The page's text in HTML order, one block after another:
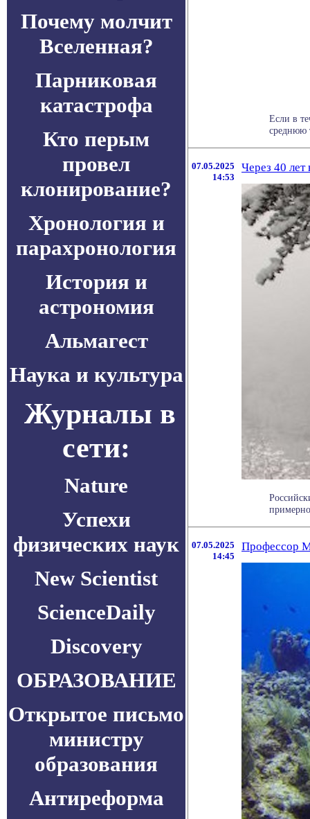
Почему молчит
Вселенная?
Парниковая
катастрофа
Кто перым
провел
клонирование?
Хронология и
парахронология
История и
астрономия
Альмагест
Наука и культура
Журналы в
сети:
Nature
Успехи
физических наук
New Scientist
ScienceDaily
Discovery
ОБРАЗОВАНИЕ
Открытое письмо
министру
образования
Антиреформа
Если в
среднюю
07.05.2025
14:53
Через 40
07.05.2025
14:45
Профессор